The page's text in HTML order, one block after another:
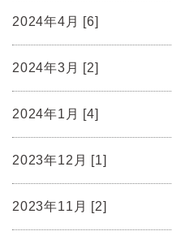
2024年4月 [6]
2024年3月 [2]
2024年1月 [4]
2023年12月 [1]
2023年11月 [2]